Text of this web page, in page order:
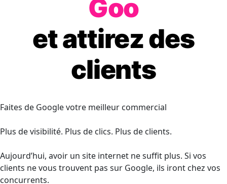
Google
et attirez des
clients
Faites de Google votre meilleur commercial
Plus de visibilité. Plus de clics. Plus de clients.
Aujourd’hui, avoir un site internet ne suffit plus. Si vos
clients ne vous trouvent pas sur Google, ils iront chez vos
concurrents.